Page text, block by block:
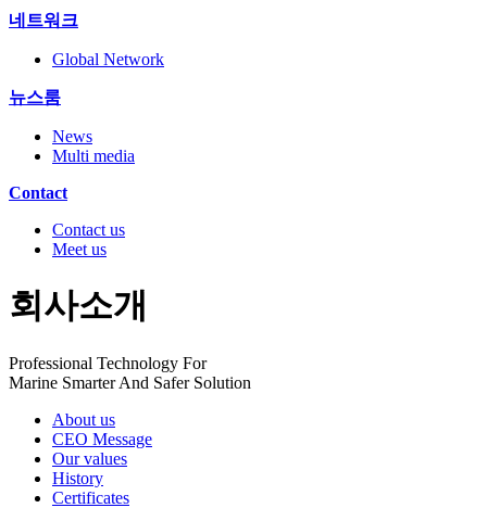
네트워크
Global Network
뉴스룸
News
Multi media
Contact
Contact us
Meet us
회사소개
Professional Technology For
Marine Smarter And Safer Solution
About us
CEO Message
Our values
History
Certificates